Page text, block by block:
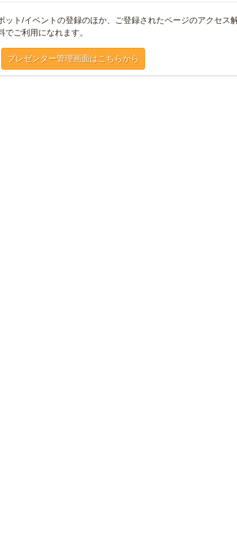
ット/イベントの登録のほか、ご登録されたページのアクセス
ご利用になれます。
プレゼンター管理画面はこちらから